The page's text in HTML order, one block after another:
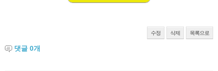
수정 삭제 목록으로
댓글 0개